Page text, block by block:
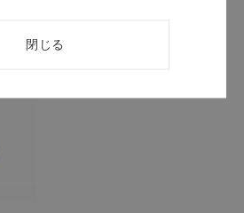
閉じる